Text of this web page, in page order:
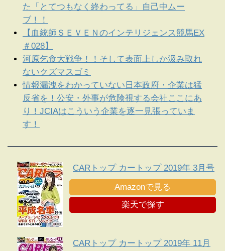
た「とてつもなく終わってる」自己中ムー
ブ！！
【血統師ＳＥＶＥＮのインテリジェンス競馬EX
＃028】
河原乞食大戦争！！そして表面上しか汲み取れ
ないクズマスゴミ
情報漏洩をわかっていない日本政府・企業は猛
反省を！公安・外事が危険視する会社ここにあ
り！JCIAはこういう企業を逐一見張っていま
す！
CARトップ カートップ 2019年 3月号
Amazonで見る
楽天で探す
CARトップ カートップ 2019年 11月